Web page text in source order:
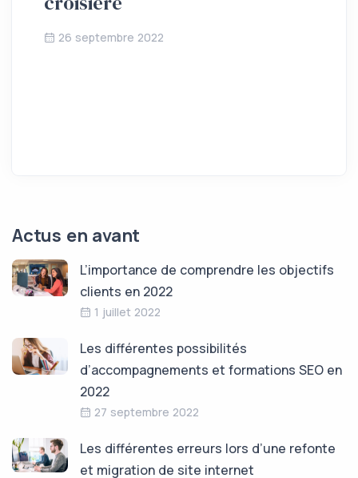
26 septembre 2022
Actus en avant
L’importance de comprendre les objectifs
clients en 2022
1 juillet 2022
Les différentes possibilités
d’accompagnements et formations SEO en
2022
27 septembre 2022
Les différentes erreurs lors d’une refonte
et migration de site internet